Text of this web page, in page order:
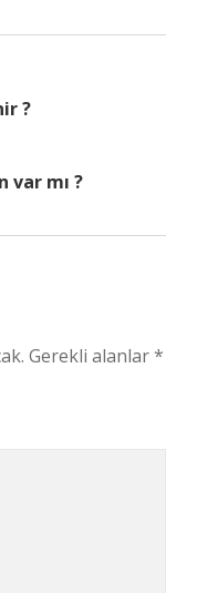
?
var mı ?
Gerekli alanlar*